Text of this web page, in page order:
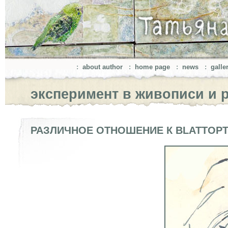
: about author : home page : news :
эксперимент в живописи и
РАЗЛИЧНОЕ ОТНОШЕНИЕ К